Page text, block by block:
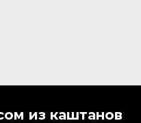
из каштанов